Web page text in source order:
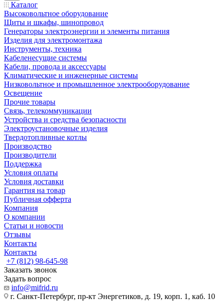
Каталог
Высоковольтное оборудование
Щиты и шкафы, шинопровод
Генераторы электроэнергии и элементы питания
Изделия для электромонтажа
Инструменты, техника
Кабеленесущие системы
Кабели, провода и аксессуары
Климатические и инженерные системы
Низковольтное и промышленное электрооборудование
Освещение
Прочие товары
Связь, телекоммуникации
Устройства и средства безопасности
Электроустановочные изделия
Твердотопливные котлы
Производство
Производители
Поддержка
Условия оплаты
Условия доставки
Гарантия на товар
Публичная офферта
Компания
О компании
Статьи и новости
Отзывы
Контакты
Контакты
+7 (812) 98-645-98
Заказать звонок
Задать вопрос
info@mifrid.ru
г. Санкт-Петербург, пр-кт Энергетиков, д. 19, корп. 1, каб. 10